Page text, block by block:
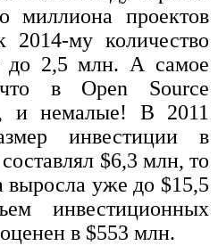
миллиона проектов
2014-му количество
до 2,5 млн. А самое
в Open Source
и немалые! В 2011
инвестиции в
$6,3 млн, то
выросла уже до $15,5
инвестиционных
в $553 млн.